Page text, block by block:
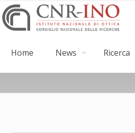
Home News Ricerca